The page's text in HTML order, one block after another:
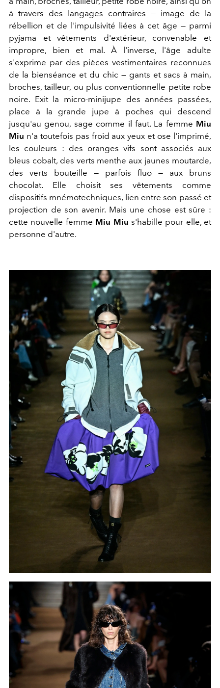
à travers des langages contraires — image de la
rébellion et de l'impulsivité liées à cet âge — parmi
pyjama et vêtements d'extérieur, convenable et
impropre, bien et mal. À l'inverse, l'âge adulte
s'exprime par des pièces vestimentaires reconnues
de la bienséance et du chic — gants et sacs à main,
broches, tailleur, ou plus conventionnelle petite robe
noire. Exit la micro-minijupe des années passées,
place à la grande jupe à poches qui descend
jusqu'au genou, sage comme il faut. La femme Miu
Miu n'a toutefois pas froid aux yeux et ose l'imprimé,
les couleurs : des oranges vifs sont associés aux
bleus cobalt, des verts menthe aux jaunes moutarde,
des verts bouteille — parfois fluo — aux bruns
chocolat. Elle choisit ses vêtements comme
dispositifs mnémotechniques, lien entre son passé et
projection de son avenir. Mais une chose est sûre :
cette nouvelle femme Miu Miu s'habille pour elle, et
personne d'autre.